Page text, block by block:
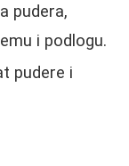
pudera,
i podlogu.
pudere i